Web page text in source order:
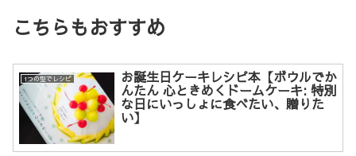
こちらもおすすめ
1つの型でレシピ お誕生日ケーキレシピ本【ボウルでか
んたん 心ときめくドームケーキ: 特別
な日にいっしょに食べたい、贈りた
い】